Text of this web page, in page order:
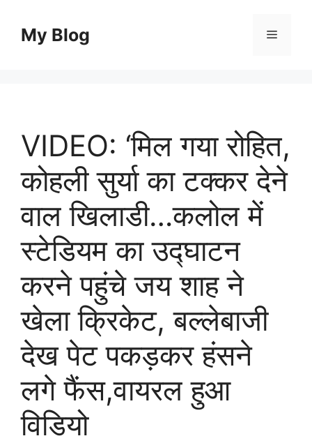
contentMy Blog Menu
VIDEO: ‘मिल गया रोहित,
कोहली सुर्या का टक्कर देने
वाल खिलाडी…कलोल में
स्टेडियम का उद्घाटन
करने पहुंचे जय शाह ने
खेला क्रिकेट, बल्लेबाजी
देख पेट पकड़कर हंसने
लगे फैंस,वायरल हुआ
विडियो